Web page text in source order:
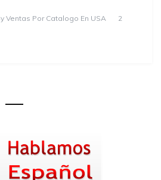
Ventas Por Catalogo En USA
2